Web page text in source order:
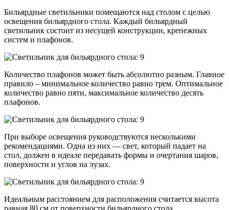
Бильярдные светильники помещаются над столом с целью
освещения бильярдного стола. Каждый бильярдный
светильник состоит из несущей конструкции, крепежных
систем и плафонов.
Количество плафонов может быть абсолютно разным. Главное
правило – минимальное количество равно трем. Оптимальное
количество равно пяти, максимальное количество десять
плафонов.
При выборе освещения руководствуются несколькими
рекомендациями. Одна из них — свет, который падает на
стол, должен в идеале передавать формы и очертания шаров,
поверхности и углов на лузах.
Идеальным расстоянием для расположения считается высота